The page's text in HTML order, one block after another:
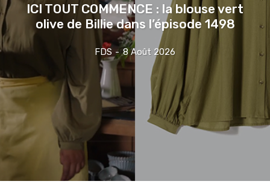
ICI TOUT COMMENCE : la blouse vert
olive de Billie dans l’épisode 1498
FDS - 8 Août 2026